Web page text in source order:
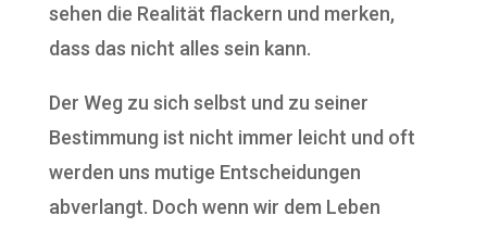
sehen die Realität flackern und merken,
dass das nicht alles sein kann.
Der Weg zu sich selbst und zu seiner
Bestimmung ist nicht immer leicht und oft
werden uns mutige Entscheidungen
abverlangt. Doch wenn wir dem Leben